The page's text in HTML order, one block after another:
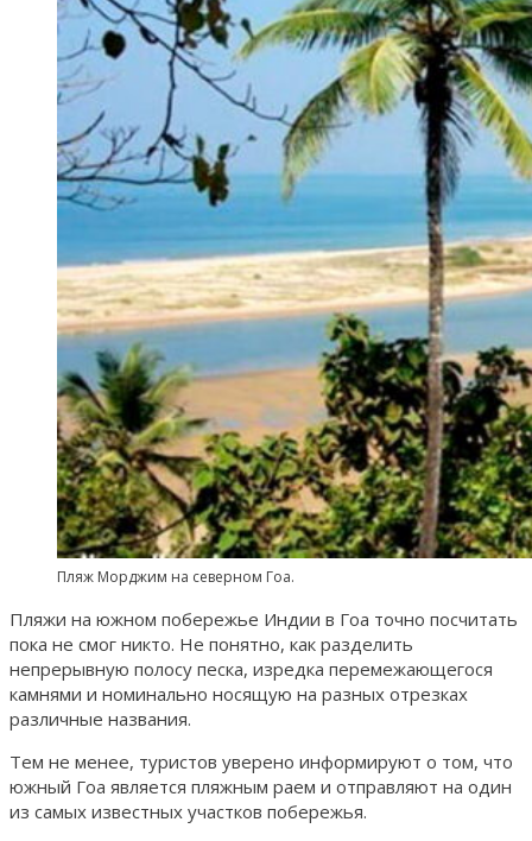
Пляж Морджим на северном Гоа.
Пляжи на южном побережье Индии в Гоа точно посчитать
пока не смог никто. Не понятно, как разделить
непрерывную полосу песка, изредка перемежающегося
камнями и номинально носящую на разных отрезках
различные названия.
Тем не менее, туристов уверено информируют о том, что
южный Гоа является пляжным раем и отправляют на один
из самых известных участков побережья.